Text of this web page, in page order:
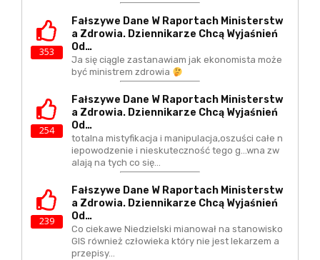
353
Fałszywe Dane W Raportach Ministerstw
A Zdrowia. Dziennikarze Chcą Wyjaśnień
Od…
Ja się ciągle zastanawiam jak ekonomista może
być ministrem zdrowia
254
Fałszywe Dane W Raportach Ministerstw
A Zdrowia. Dziennikarze Chcą Wyjaśnień
Od…
totalna mistyfikacja i manipulacja,oszuści całe n
iepowodzenie i nieskuteczność tego g...wna zw
alają na tych co się…
239
Fałszywe Dane W Raportach Ministerstw
A Zdrowia. Dziennikarze Chcą Wyjaśnień
Od…
Co ciekawe Niedzielski mianował na stanowisko
GIS również człowieka który nie jest lekarzem a
przepisy…